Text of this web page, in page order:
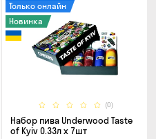
(0)
Только онлайн
Новинка
Набор пива Underwood Taste
of Kyiv 0.33л x 7шт